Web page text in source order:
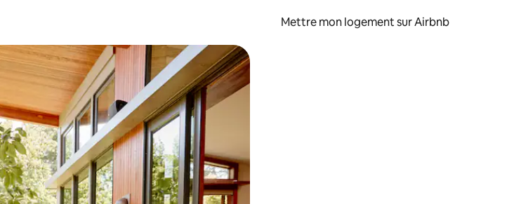
Mettre mon logement sur Airbnb